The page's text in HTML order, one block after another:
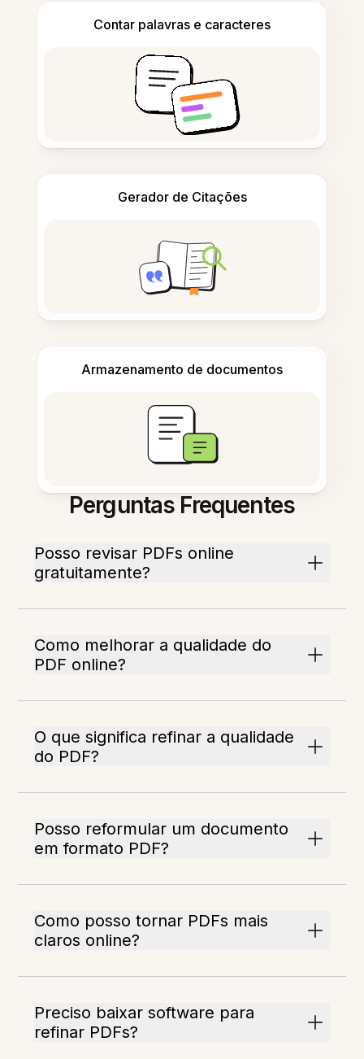
Contar palavras e caracteres
Gerador de Citações
Armazenamento de documentos
Perguntas Frequentes
Posso revisar PDFs online
gratuitamente?
Como melhorar a qualidade do
PDF online?
O que significa refinar a qualidade
do PDF?
Posso reformular um documento
em formato PDF?
Como posso tornar PDFs mais
claros online?
Preciso baixar software para
refinar PDFs?